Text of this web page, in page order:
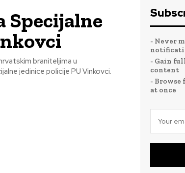
Specijalne
braniteljima u
jedinice policije PU Vinkovci.
- Never
- Gain
content
- Browse
at once